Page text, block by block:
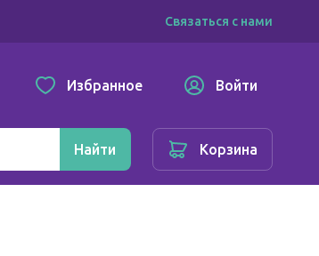
Связаться с нами
Избранное Войти
Найти Корзина